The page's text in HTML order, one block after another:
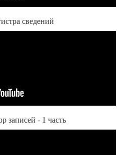
сведений
записей - 1 часть